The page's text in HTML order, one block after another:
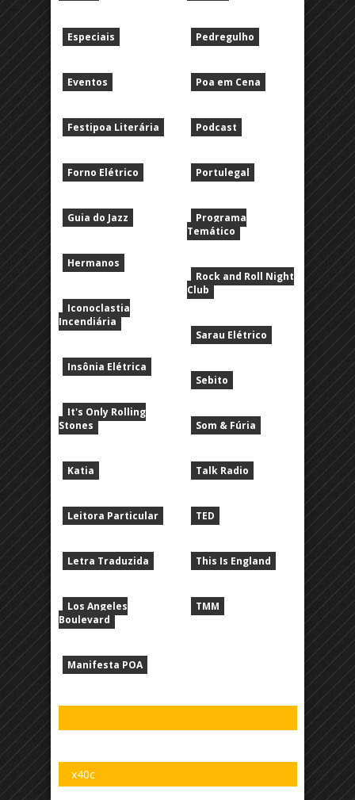
Especiais
Eventos
Festipoa Literária
Forno Elétrico
Guia do Jazz
Hermanos
Iconoclastia
Incendiária
Insônia Elétrica
It's Only Rolling
Stones
Katia
Leitora Particular
Letra Traduzida
Los Angeles
Boulevard
Manifesta POA
Pedregulho
Poa em Cena
Podcast
Portulegal
Programa
Temático
Rock and Roll Night
Club
Sarau Elétrico
Sebito
Som & Fúria
Talk Radio
TED
This Is England
TMM
x40c